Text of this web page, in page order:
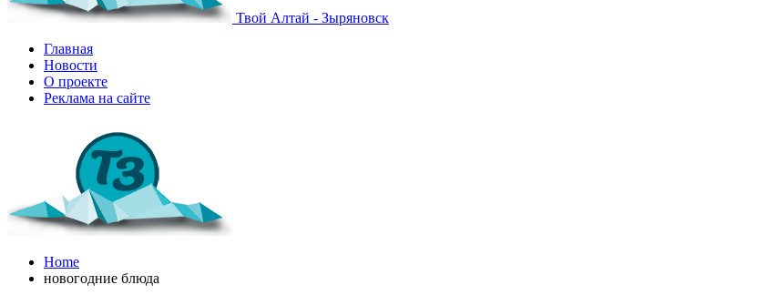
Твой Алтай - Зыряновск
Главная
Новости
О проекте
Реклама на сайте
Home
новогодние блюда